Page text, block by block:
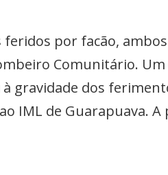
por facão,
Comunitário.
gravidade dos
IML de Guarapuava.